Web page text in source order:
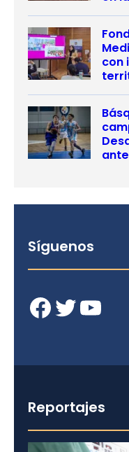
con
Síguenos
Facebook Twitter YouTube
Reportajes